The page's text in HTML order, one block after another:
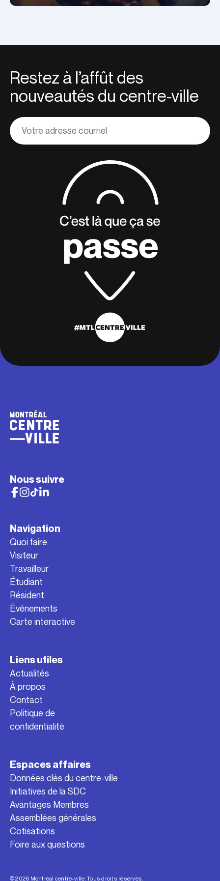
Restez à l’affût des
nouveautés du centre-ville
Adresse
courriel
Nous suivre
Navigation
Quoi faire
Visiteur
Travailleur
Étudiant
Résident
Événements
Carte interactive
Liens utiles
Actualités
À propos
Contact
Politique de
confidentialité
Espaces affaires
Données clés du centre-ville
Initiatives de la SDC
Avantages Membres
Assemblées générales
Cotisations
Foire aux questions
© 2026 Montréal centre-ville. Tous droits réservés.